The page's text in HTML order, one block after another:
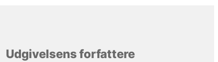
Udgivelsens forfattere